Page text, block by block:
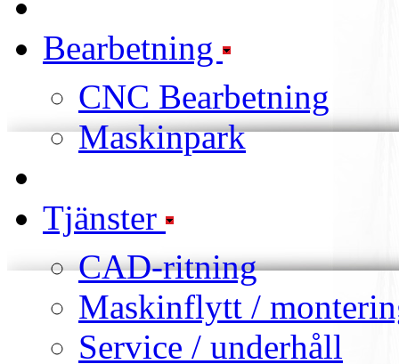
Bearbetning
CNC Bearbetning
Maskinpark
Tjänster
CAD-ritning
Maskinflytt /
Service / underhåll